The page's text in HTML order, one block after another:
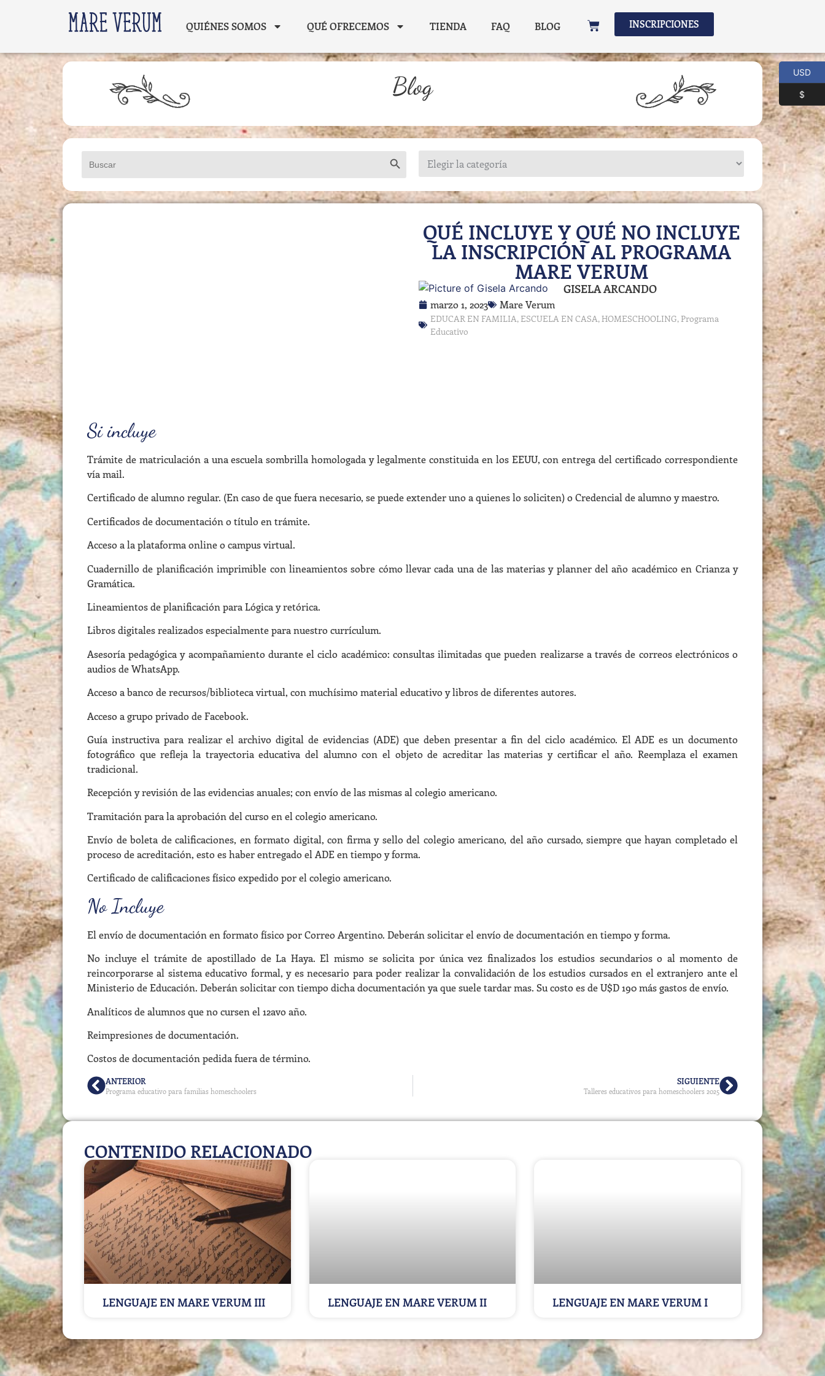
QUIÉNES SOMOS QUÉ OFRECEMOS TIENDA FAQ BLOG INSCRIPCIONES
Blog
Buscar: Botón de búsqueda
QUÉ INCLUYE Y QUÉ NO INCLUYE
LA INSCRIPCIÓN AL PROGRAMA
MARE VERUM
GISELA ARCANDO
marzo 1, 2023 Mare Verum
EDUCAR EN FAMILIA, ESCUELA EN CASA,HOMESCHOOLING, Programa
Educativo
Si incluye
Trámite de matriculación a una escuela sombrilla homologada y legalmente constituida en los EEUU, con entrega del certificado correspondiente
vía mail.
Certificado de alumno regular. (En caso de que fuera necesario, se puede extender uno a quienes lo soliciten) o Credencial de alumno y maestro.
Certificados de documentación o título en trámite.
Acceso a la plataforma online o campus virtual.
Cuadernillo de planificación imprimible con lineamientos sobre cómo llevar cada una de las materias y planner del año académico en Crianza y
Gramática.
Lineamientos de planificación para Lógica y retórica.
Libros digitales realizados especialmente para nuestro currículum.
Asesoría pedagógica y acompañamiento durante el ciclo académico: consultas ilimitadas que pueden realizarse a través de correos electrónicos o
audios de WhatsApp.
Acceso a banco de recursos/biblioteca virtual, con muchísimo material educativo y libros de diferentes autores.
Acceso a grupo privado de Facebook.
Guía instructiva para realizar el archivo digital de evidencias (ADE) que deben presentar a fin del ciclo académico. El ADE es un documento
fotográfico que refleja la trayectoria educativa del alumno con el objeto de acreditar las materias y certificar el año. Reemplaza el examen
tradicional.
Recepción y revisión de las evidencias anuales; con envío de las mismas al colegio americano.
Tramitación para la aprobación del curso en el colegio americano.
Envío de boleta de calificaciones, en formato digital, con firma y sello del colegio americano, del año cursado, siempre que hayan completado el
proceso de acreditación, esto es haber entregado el ADE en tiempo y forma.
Certificado de calificaciones físico expedido por el colegio americano.
No Incluye
El envío de documentación en formato físico por Correo Argentino. Deberán solicitar el envío de documentación en tiempo y forma.
No incluye el trámite de apostillado de La Haya. El mismo se solicita por única vez finalizados los estudios secundarios o al momento de
reincorporarse al sistema educativo formal, y es necesario para poder realizar la convalidación de los estudios cursados en el extranjero ante el
Ministerio de Educación. Deberán solicitar con tiempo dicha documentación ya que suele tardar mas. Su costo es de U$D 190 más gastos de envío.
Analíticos de alumnos que no cursen el 12avo año.
Reimpresiones de documentación.
Costos de documentación pedida fuera de término.
ANTERIOR
Programa educativo para familias homeschoolers
SIGUIENTE
Talleres educativos para homeschoolers 2025
CONTENIDO RELACIONADO
LENGUAJE EN MARE VERUM III LENGUAJE EN MARE VERUM II LENGUAJE EN MARE VERUM I
USD
$